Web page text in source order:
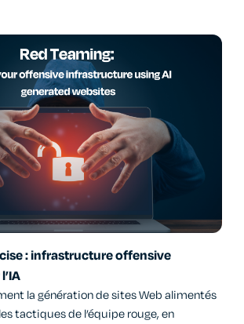
: infrastructure offensive
la génération de sites Web alimentés
tactiques de l’équipe rouge, en